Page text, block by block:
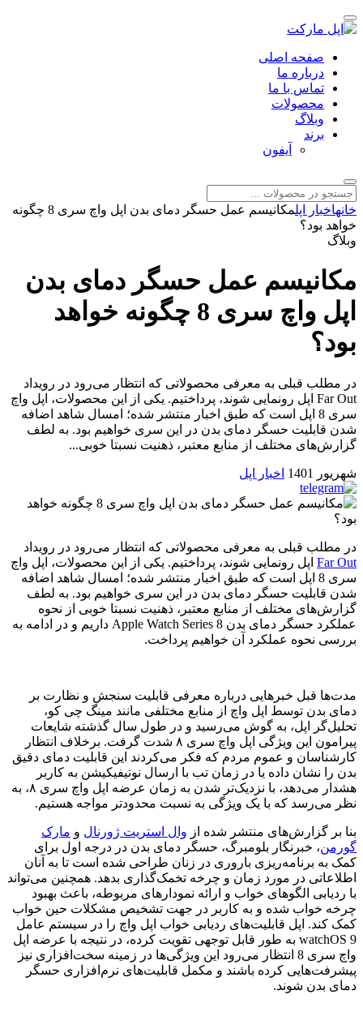
صفحه اصلی
درباره ما
تماس با ما
محصولات
وبلاگ
برند
آیفون
خانهاخبار اپل
مکانیسم عمل حسگر دمای بدن اپل واچ سری 8 چگونه
خواهد بود؟
وبلاگ
مکانیسم عمل حسگر دمای بدن
اپل واچ سری 8 چگونه خواهد
بود؟
در مطلب قبلی به معرفی محصولاتی که انتظار می‌رود در رویداد
Far Out اپل رونمایی شوند، پرداختیم. یکی از این محصولات، اپل واچ
سری 8 اپل است که طبق اخبار منتشر شده؛ امسال شاهد اضافه
شدن قابلیت حسگر دمای بدن در این سری خواهیم بود. به لطف
گزارش‌های مختلف از منابع معتبر، ذهنیت نسبتا خوبی...
شهریور 1401 اخبار اپل
در مطلب قبلی به معرفی محصولاتی که انتظار می‌رود در رویداد
Far Out اپل رونمایی شوند، پرداختیم. یکی از این محصولات، اپل واچ
سری 8 اپل است که طبق اخبار منتشر شده؛ امسال شاهد اضافه
شدن قابلیت حسگر دمای بدن در این سری خواهیم بود. به لطف
گزارش‌های مختلف از منابع معتبر، ذهنیت نسبتا خوبی از نحوه
عملکرد حسگر دمای بدن Apple Watch Series 8 داریم و در ادامه به
بررسی نحوه عملکرد آن خواهیم پرداخت.
مدت‌ها قبل خبرهایی درباره معرفی قابلیت سنجش و نظارت بر
دمای بدن توسط اپل واچ از منابع مختلفی مانند مینگ چی کو،
تحلیل‌گر اپل، به گوش می‌رسید و در طول سال گذشته شایعات
پیرامون این ویژگی اپل واچ سری ۸ شدت گرفت. برخلاف انتظار
کارشناسان و عموم مردم که فکر می‌کردند این قابلیت دمای دقیق
بدن را نشان داده یا در زمان تب با ارسال نوتیفیکیشن به کاربر
هشدار می‌دهد، با نزدیک‌تر شدن به زمان عرضه اپل واچ سری ۸، به
نظر می‌رسد که با یک ویژگی به نسبت محدودتر مواجه هستیم.
بنا بر گزارش‌های منتشر شده از وال استریت ژورنال و مارک
گورمن، خبرنگار بلومبرگ، حسگر دمای بدن در درجه اول برای
کمک به برنامه‌ریزی باروری در زنان طراحی شده است تا به آنان
اطلاعاتی در مورد زمان و چرخه تخمک‌گذاری بدهد. همچنین می‌تواند
با ردیابی الگوهای خواب و ارائه نمودارهای مربوطه، باعث بهبود
چرخه خواب شده و به کاربر در جهت تشخیص مشکلات حین خواب
کمک کند. اپل قابلیت‌های ردیابی خواب اپل واچ را در سیستم عامل
watchOS 9 به طور قابل توجهی تقویت کرده، در نتیجه با عرضه اپل
واچ سری 8 انتظار می‌رود این ویژگی‌ها در زمینه سخت‌افزاری نیز
پیشرفت‌هایی کرده باشند و مکمل قابلیت‌های نرم‌افزاری حسگر
دمای بدن شوند.